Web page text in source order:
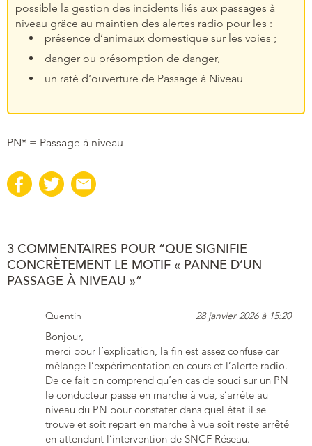
possible la gestion des incidents liés aux passages à
niveau grâce au maintien des alertes radio pour les :
présence d’animaux domestique sur les voies ;
danger ou présomption de danger,
un raté d’ouverture de Passage à Niveau
PN* = Passage à niveau
3 COMMENTAIRES POUR “QUE SIGNIFIE
CONCRÈTEMENT LE MOTIF « PANNE D’UN
PASSAGE À NIVEAU »”
Quentin 28 janvier 2026 à 15:20
Bonjour,
merci pour l’explication, la fin est assez confuse car
mélange l’expérimentation en cours et l’alerte radio.
De ce fait on comprend qu’en cas de souci sur un PN
le conducteur passe en marche à vue, s’arrête au
niveau du PN pour constater dans quel état il se
trouve et soit repart en marche à vue soit reste arrêté
en attendant l’intervention de SNCF Réseau.